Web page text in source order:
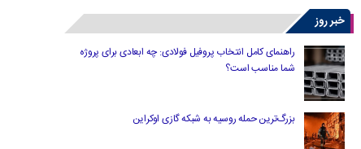
خبر روز
راهنمای کامل انتخاب پروفیل فولادی: چه ابعادی برای پروژه
شما مناسب است؟
بزرگ‌ترین حمله روسیه به شبکه گازی اوکراین